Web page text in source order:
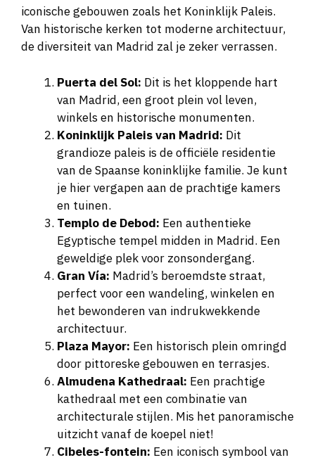
iconische gebouwen zoals het Koninklijk Paleis.
Van historische kerken tot moderne architectuur,
de diversiteit van Madrid zal je zeker verrassen.
Puerta del Sol: Dit is het kloppende hart
van Madrid, een groot plein vol leven,
winkels en historische monumenten.
Koninklijk Paleis van Madrid: Dit
grandioze paleis is de officiële residentie
van de Spaanse koninklijke familie. Je kunt
je hier vergapen aan de prachtige kamers
en tuinen.
Templo de Debod: Een authentieke
Egyptische tempel midden in Madrid. Een
geweldige plek voor zonsondergang.
Gran Vía: Madrid’s beroemdste straat,
perfect voor een wandeling, winkelen en
het bewonderen van indrukwekkende
architectuur.
Plaza Mayor: Een historisch plein omringd
door pittoreske gebouwen en terrasjes.
Almudena Kathedraal: Een prachtige
kathedraal met een combinatie van
architecturale stijlen. Mis het panoramische
uitzicht vanaf de koepel niet!
Cibeles-fontein: Een iconisch symbool van